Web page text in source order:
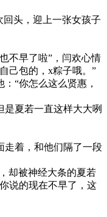
回头，迎上一张女孩子
不早了啦”，闫欢心情
己包的，x粽子哦。”
“你怎么这么贤惠，
是夏若一直这样大大咧
走着，和他们隔了一段
却被神经大条的夏若
说的现在不早了，这